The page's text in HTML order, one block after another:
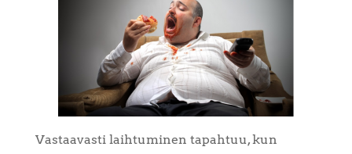
Vastaavasti laihtuminen tapahtuu, kun